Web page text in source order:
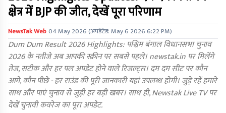
क्षेत्र में BJP की जीत, देखें पूरा परिणाम
NewsTak Web04 May 2026(अपडेटेड:May 6 2026 6:22 PM)
Dum Dum Result 2026 Highlights: पश्चिम बंगाल विधानसभा चुनाव
2026 के नतीजे अब आपकी स्क्रीन पर सबसे पहले। newstak.in पर मिलेंगे
तेज, सटीक और हर पल अपडेट होने वाले रिजल्ट्स। दम दम सीट पर कौन
आगे, कौन पीछे - हर राउंड की पूरी जानकारी यहां उपलब्ध होगी। जुड़े रहें हमारे
साथ और पाएं चुनाव से जुड़ी हर बड़ी खबर। साथ ही, Newstak Live TV पर
देखें चुनावी कवरेज का पूरा अपडेट.